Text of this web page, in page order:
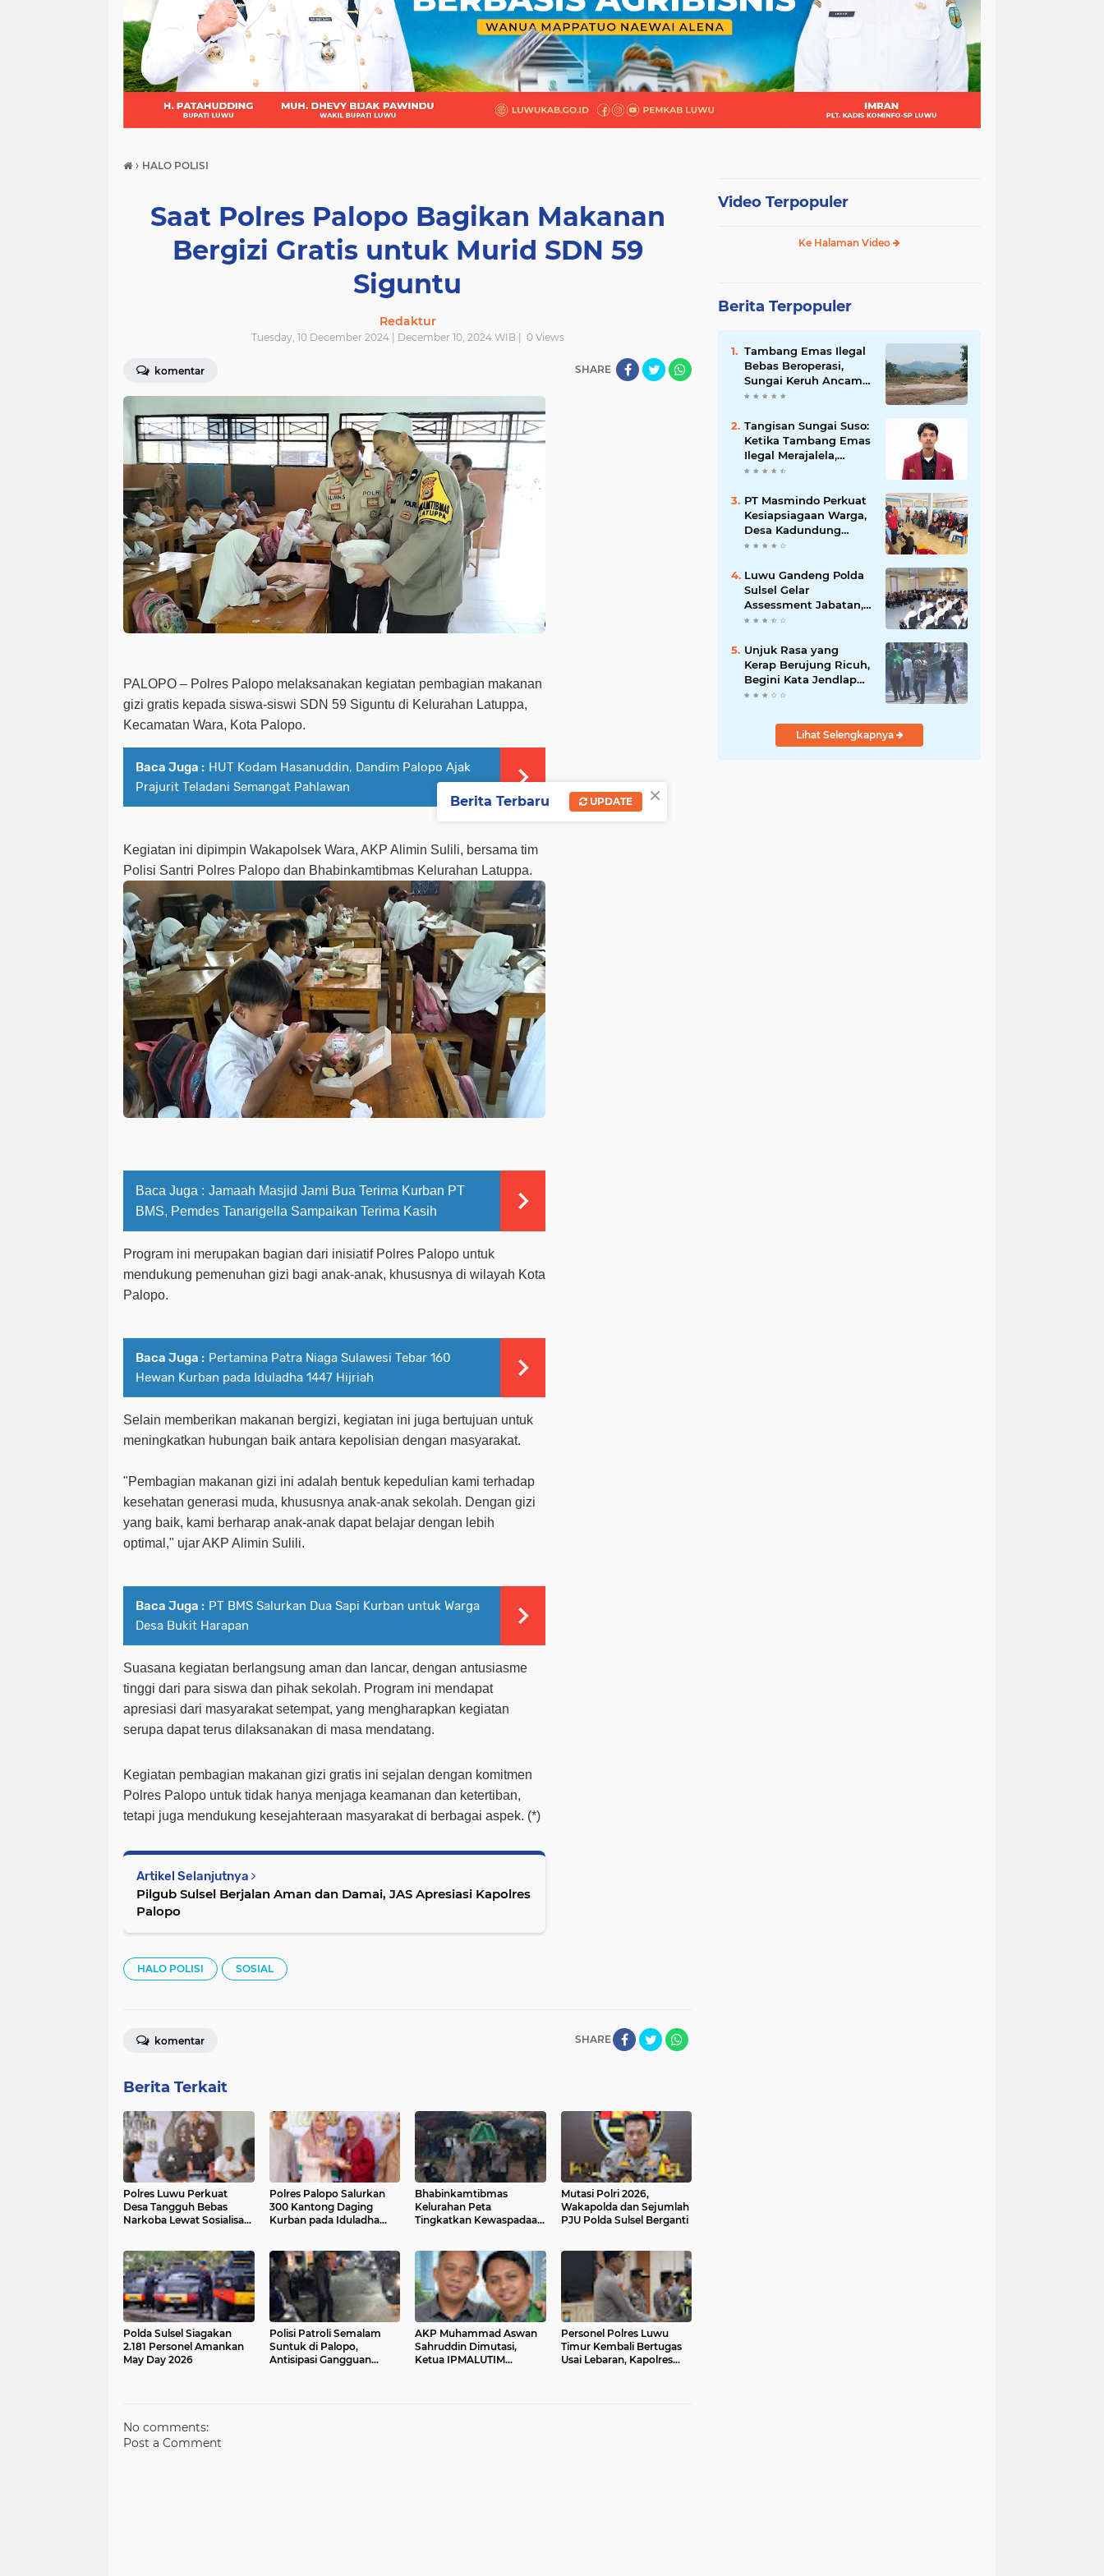
(21) (9) (7)
› HALO POLISI
Saat Polres Palopo Bagikan Makanan
Bergizi Gratis untuk Murid SDN 59
Siguntu
Redaktur
Tuesday, 10 December 2024 | December 10, 2024 WIB | 0Views
komentar SHARE
PALOPO – Polres Palopo melaksanakan kegiatan pembagian makanan
gizi gratis kepada siswa-siswi SDN 59 Siguntu di Kelurahan Latuppa,
Kecamatan Wara, Kota Palopo.
Baca Juga : HUT Kodam Hasanuddin, Dandim Palopo Ajak
Prajurit Teladani Semangat Pahlawan
Kegiatan ini dipimpin Wakapolsek Wara, AKP Alimin Sulili, bersama tim
Polisi Santri Polres Palopo dan Bhabinkamtibmas Kelurahan Latuppa.
Baca Juga : Jamaah Masjid Jami Bua Terima Kurban PT
BMS, Pemdes Tanarigella Sampaikan Terima Kasih
Program ini merupakan bagian dari inisiatif Polres Palopo untuk
mendukung pemenuhan gizi bagi anak-anak, khususnya di wilayah Kota
Palopo.
Baca Juga : Pertamina Patra Niaga Sulawesi Tebar 160
Hewan Kurban pada Iduladha 1447 Hijriah
Selain memberikan makanan bergizi, kegiatan ini juga bertujuan untuk
meningkatkan hubungan baik antara kepolisian dengan masyarakat.
"Pembagian makanan gizi ini adalah bentuk kepedulian kami terhadap
kesehatan generasi muda, khususnya anak-anak sekolah. Dengan gizi
yang baik, kami berharap anak-anak dapat belajar dengan lebih
optimal," ujar AKP Alimin Sulili.
Baca Juga : PT BMS Salurkan Dua Sapi Kurban untuk Warga
Desa Bukit Harapan
Suasana kegiatan berlangsung aman dan lancar, dengan antusiasme
tinggi dari para siswa dan pihak sekolah. Program ini mendapat
apresiasi dari masyarakat setempat, yang mengharapkan kegiatan
serupa dapat terus dilaksanakan di masa mendatang.
Kegiatan pembagian makanan gizi gratis ini sejalan dengan komitmen
Polres Palopo untuk tidak hanya menjaga keamanan dan ketertiban,
tetapi juga mendukung kesejahteraan masyarakat di berbagai aspek. (*)
Artikel Selanjutnya
Pilgub Sulsel Berjalan Aman dan Damai, JAS Apresiasi Kapolres
Palopo
HALO POLISI SOSIAL
SHARE
komentar
Berita Terkait
Polres Luwu Perkuat
Desa Tangguh Bebas
Narkoba Lewat Sosialisasi
Polres Palopo Salurkan
300 Kantong Daging
Kurban pada Iduladha
Bhabinkamtibmas
Kelurahan Peta
Tingkatkan Kewaspadaan
Mutasi Polri 2026,
Wakapolda dan Sejumlah
PJU Polda Sulsel Berganti
Polda Sulsel Siagakan
2.181 Personel Amankan
May Day 2026
Polisi Patroli Semalam
Suntuk di Palopo,
Antisipasi Gangguan
AKP Muhammad Aswan
Sahruddin Dimutasi,
Ketua IPMALUTIM
Personel Polres Luwu
Timur Kembali Bertugas
Usai Lebaran, Kapolres
No comments:
Post a Comment
Video Terpopuler
Ke Halaman Video
Berita Terpopuler
Tambang Emas Ilegal
Bebas Beroperasi,
Sungai Keruh Ancam
Sawah dan Air Bersih
Tangisan Sungai Suso:
Ketika Tambang Emas
Ilegal Merajalela,
Negara Seolah
PT Masmindo Perkuat
Kesiapsiagaan Warga,
Desa Kadundung
Resmi Menjadi Desa
Luwu Gandeng Polda
Sulsel Gelar
Assessment Jabatan,
Perkuat Penempatan
Kompetensi
Unjuk Rasa yang
Kerap Berujung Ricuh,
Begini Kata Jendlap
API
Lihat Selengkapnya
×
Berita Terbaru UPDATE